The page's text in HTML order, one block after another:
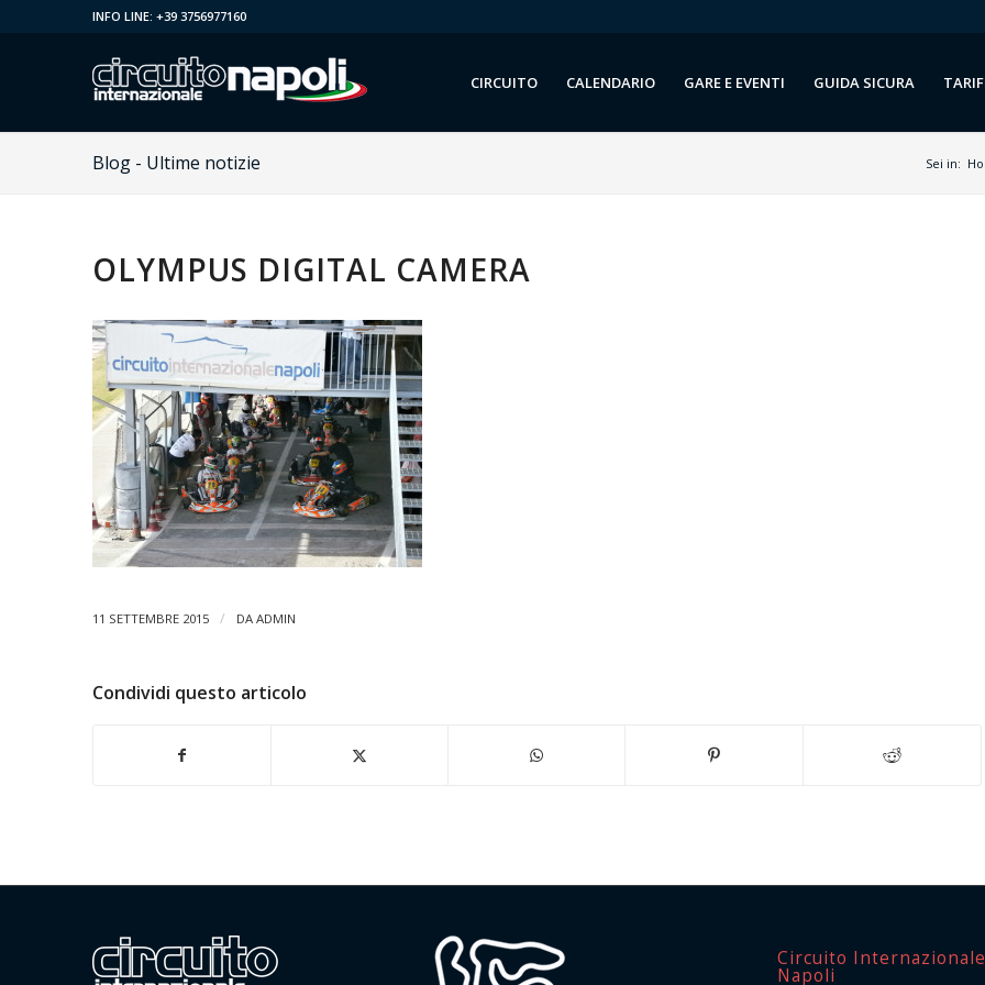
INFO LINE: +39 3756977160
CIRCUITO CALENDARIO GARE E EVENTI GUIDA SICURA
Blog - Ultime notizie Sei in:
OLYMPUS DIGITAL CAMERA
11 SETTEMBRE 2015 / DA ADMIN
Condividi questo articolo
Circuito Internazionale
Napoli